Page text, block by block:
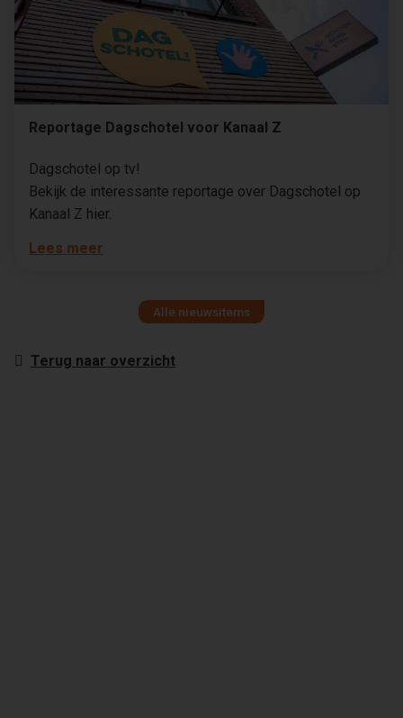
Reportage Dagschotel voor Kanaal Z
Dagschotel op tv!
Bekijk de interessante reportage over Dagschotel op
Kanaal Z hier.
Lees meer
Alle nieuwsitems
Terug naar overzicht